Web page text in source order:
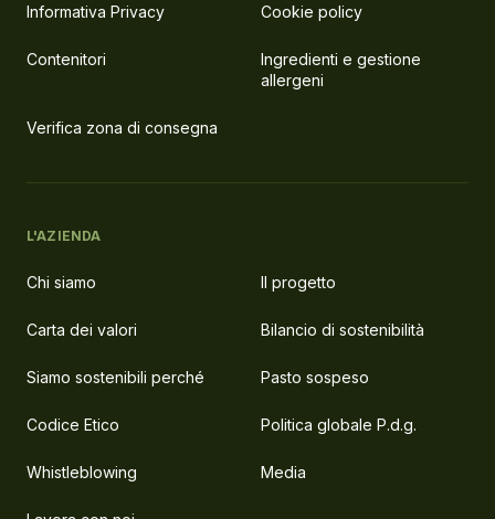
Informativa Privacy Cookie policy
Contenitori
Ingredienti e gestione
allergeni
Verifica zona di consegna
L'AZIENDA
Chi siamo Il progetto
Carta dei valori Bilancio di sostenibilità
Siamo sostenibili perché Pasto sospeso
Codice Etico Politica globale P.d.g.
Whistleblowing Media